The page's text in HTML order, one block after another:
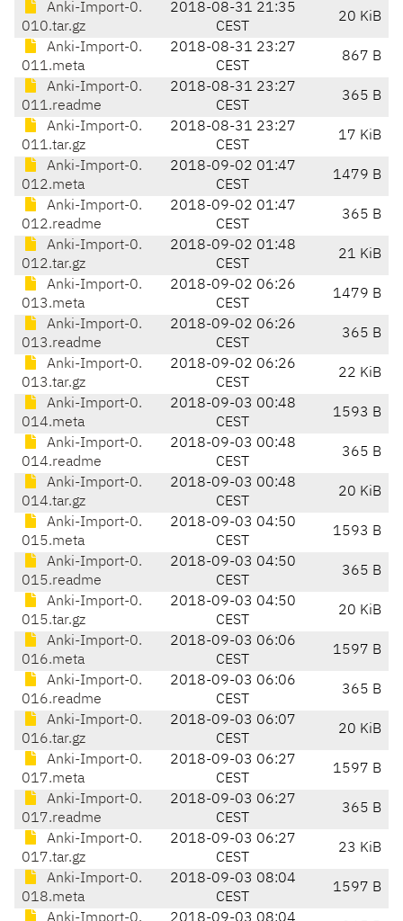
Anki-Import-0.
010.tar.gz
2018-08-31 21:35
CEST
20 KiB
Anki-Import-0.
011.meta
2018-08-31 23:27
CEST
867 B
Anki-Import-0.
011.readme
2018-08-31 23:27
CEST
365 B
Anki-Import-0.
011.tar.gz
2018-08-31 23:27
CEST
17 KiB
Anki-Import-0.
012.meta
2018-09-02 01:47
CEST
1479 B
Anki-Import-0.
012.readme
2018-09-02 01:47
CEST
365 B
Anki-Import-0.
012.tar.gz
2018-09-02 01:48
CEST
21 KiB
Anki-Import-0.
013.meta
2018-09-02 06:26
CEST
1479 B
Anki-Import-0.
013.readme
2018-09-02 06:26
CEST
365 B
Anki-Import-0.
013.tar.gz
2018-09-02 06:26
CEST
22 KiB
Anki-Import-0.
014.meta
2018-09-03 00:48
CEST
1593 B
Anki-Import-0.
014.readme
2018-09-03 00:48
CEST
365 B
Anki-Import-0.
014.tar.gz
2018-09-03 00:48
CEST
20 KiB
Anki-Import-0.
015.meta
2018-09-03 04:50
CEST
1593 B
Anki-Import-0.
015.readme
2018-09-03 04:50
CEST
365 B
Anki-Import-0.
015.tar.gz
2018-09-03 04:50
CEST
20 KiB
Anki-Import-0.
016.meta
2018-09-03 06:06
CEST
1597 B
Anki-Import-0.
016.readme
2018-09-03 06:06
CEST
365 B
Anki-Import-0.
016.tar.gz
2018-09-03 06:07
CEST
20 KiB
Anki-Import-0.
017.meta
2018-09-03 06:27
CEST
1597 B
Anki-Import-0.
017.readme
2018-09-03 06:27
CEST
365 B
Anki-Import-0.
017.tar.gz
2018-09-03 06:27
CEST
23 KiB
Anki-Import-0.
018.meta
2018-09-03 08:04
CEST
1597 B